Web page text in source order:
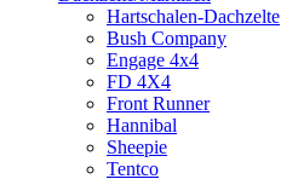
Hartschalen-Dachzelte
Bush Company
Engage 4x4
FD 4X4
Front Runner
Hannibal
Sheepie
Tentco